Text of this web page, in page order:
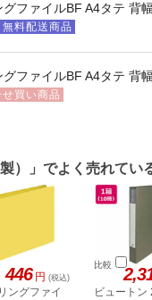
グファイルBF A4タテ 背
無料配送商品
グファイルBF A4タテ 背
せ買い商品
）」でよく売れてい
446 円 (税込)
ングファイ
比較
ビュートン